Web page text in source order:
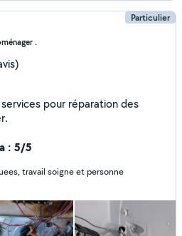
Particulier
.
: 5/5
travail soigne et personne